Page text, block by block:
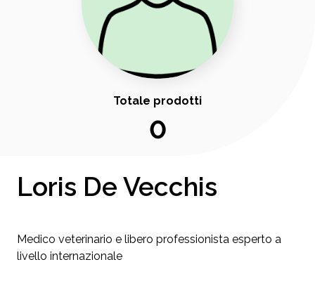
Totale prodotti
0
Loris De Vecchis
Medico veterinario e libero professionista esperto a
livello internazionale